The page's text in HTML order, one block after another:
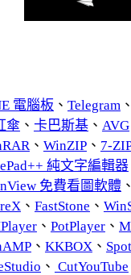
電腦板 、 Telegram、
傘 、 卡巴斯基、 AVG
、 WinZIP、 7-
純文字編輯器
免費看圖軟體、
、 FastStone 、
、 PotPlayer、
、 KKBOX、
、 CutYouTube